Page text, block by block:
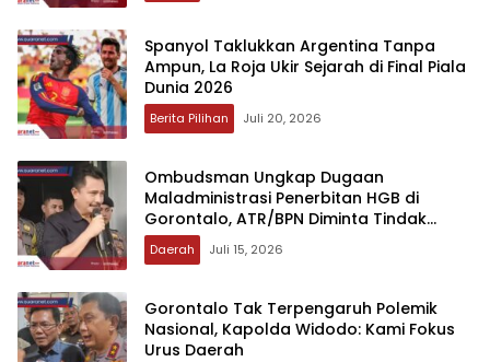
‎Spanyol Taklukkan Argentina Tanpa
Ampun, La Roja Ukir Sejarah di Final Piala
Dunia 2026
Berita Pilihan Juli 20, 2026
‎Ombudsman Ungkap Dugaan
Maladministrasi Penerbitan HGB di
Gorontalo, ATR/BPN Diminta Tindak
Lanjut 30 Hari
Daerah Juli 15, 2026
‎Gorontalo Tak Terpengaruh Polemik
Nasional, Kapolda Widodo: Kami Fokus
Urus Daerah